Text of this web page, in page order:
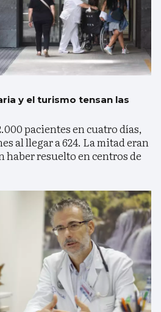
y el turismo tensan las
pacientes en cuatro días,
al llegar a 624. La mitad eran
haber resuelto en centros de